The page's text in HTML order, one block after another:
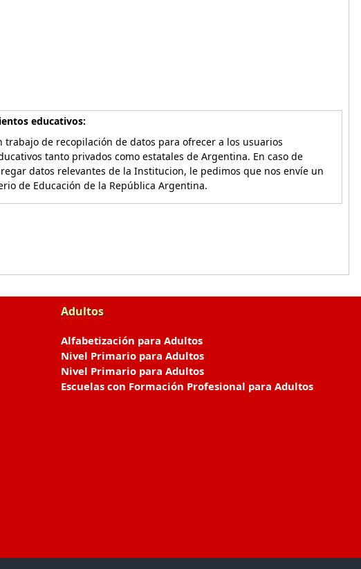
educativos:
de recopilación de datos para ofrecer a los usuarios
tanto privados como estatales de Argentina. En caso de
datos relevantes de la Institucion, le pedimos que nos envíe un
de Educación de la República Argentina.
Adultos
Alfabetización para Adultos
Nivel Primario para Adultos
Nivel Primario para Adultos
Escuelas con Formación Profesional para Adultos